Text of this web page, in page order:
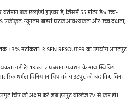
बक एलईडी ड्राइवर है, जिसमें 55 मीटर हैω उच्च-
एकीकृत, न्यूनतम बाहरी घटक आवश्यकता और उच्च दक्षता,
±3% सटीकता। RISEN RESOUTER का उपयोग आउटपुट
नहीं है। 135kHz घबराना फ़ंक्शन के साथ स्विचिंग
थर्मल विनियमन चिप को आउटपुट को बंद किए बिना
चिप को अक्षम करें जब इनपुट वोल्टेज 7V से कम हो।